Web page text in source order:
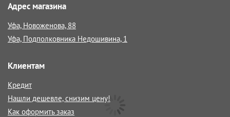
Адрес магазина
Уфа, Новоженова, 88
Уфа, Подполковника Недошивина, 1
Клиентам
Кредит
Нашли дешевле, снизим цену!
Как оформить заказ